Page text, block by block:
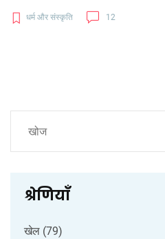
पर इन संदेशों को फैलाकर, माँ की
इस लेख में, हम उन संदेशों को सारांशित
धर्म और संस्कृति 12
श्रेणियाँ
खेल (79)